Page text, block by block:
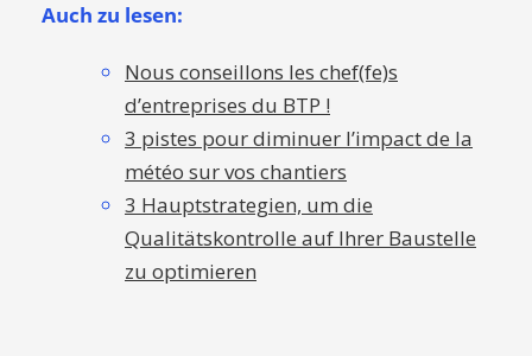
Auch zu lesen:
Nous conseillons les chef(fe)s
d’entreprises du BTP !
3 pistes pour diminuer l’impact de la
météo sur vos chantiers
3 Hauptstrategien, um die
Qualitätskontrolle auf Ihrer Baustelle
zu optimieren